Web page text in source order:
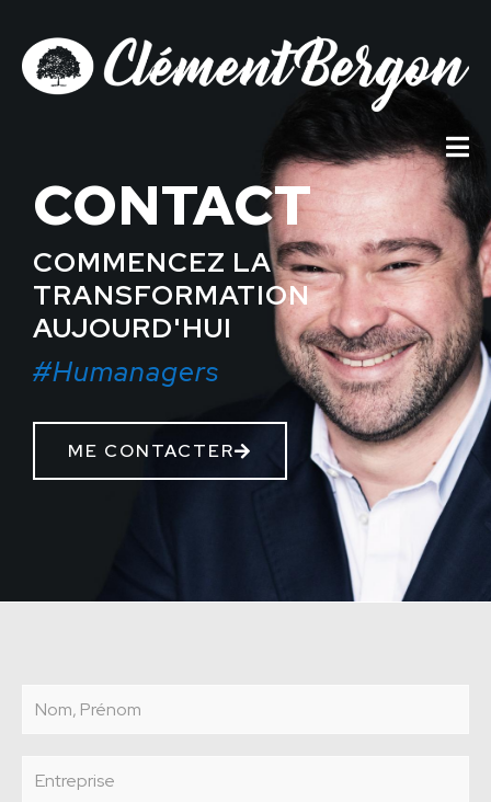
CONTACT
COMMENCEZ LA
TRANSFORMATION
AUJOURD'HUI
#Humanagers
ME CONTACTER